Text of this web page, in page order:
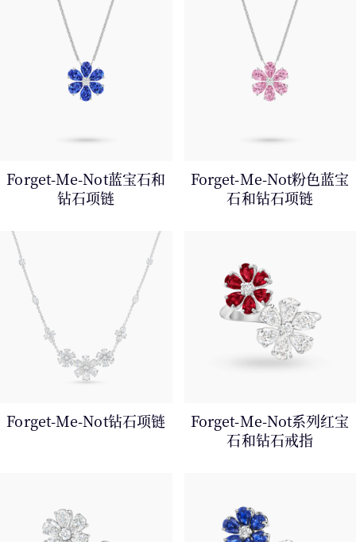
Forget-Me-Not蓝宝石和
钻石项链
Forget-Me-Not粉色蓝宝
石和钻石项链
Forget-Me-Not钻石项链
Forget-Me-Not系列红宝
石和钻石戒指